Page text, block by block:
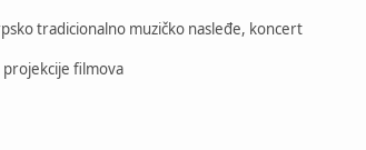
tradicionalno muzičko nasleđe, koncert
filmova